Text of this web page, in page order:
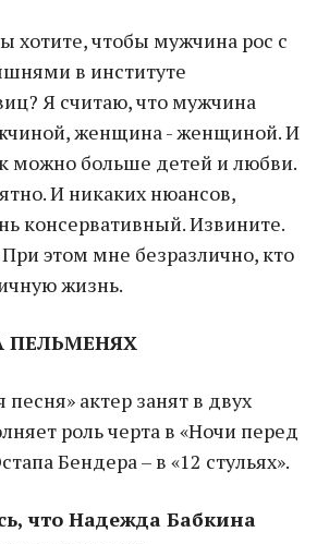
хотите, чтобы мужчина рос с
в институте
Я считаю, что мужчина
женщина - женщиной. И
можно больше детей и любви.
И никаких нюансов,
консервативный. Извините.
этом мне безразлично, кто
жизнь.
ПЕЛЬМЕНЯХ
песня» актер занят в двух
роль черта в «Ночи перед
Бендера – в «12 стульях».
что Надежда Бабкина